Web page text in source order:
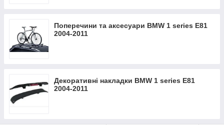
Поперечини та аксесуари BMW 1 series E81
2004-2011
Декоративні накладки BMW 1 series E81
2004-2011